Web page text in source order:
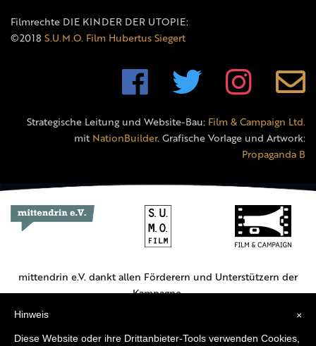
Filmrechte DIE KINDER DER UTOPIE:
©2018 S.U.M.O. Film Hubertus Siegert
Strategische Leitung und Website-Bau: Film & Campaign Ltd.
mit NationBuilder. Grafische Vorlage und Artwork:
Propaganda B
mittendrin e.V. dankt allen Förderern und Unterstützern der
Kampagne.
×
Hinweis
Diese Website oder ihre Drittanbieter-Tools verwenden Cookies,